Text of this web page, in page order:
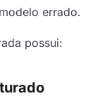
errado.
possui: